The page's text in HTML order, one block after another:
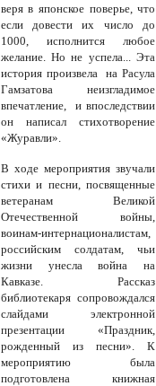
веря в японское поверье, что
если довести их число до
1000, исполнится любое
желание. Но не успела... Эта
история произвела на Расула
Гамзатова неизгладимое
впечатление, и впоследствии
он написал стихотворение
«Журавли».
В ходе мероприятия звучали
стихи и песни, посвященные
ветеранам Великой
Отечественной войны,
воинам-интернационалистам,
российским солдатам, чьи
жизни унесла война на
Кавказе. Рассказ
библиотекаря сопровождался
слайдами электронной
презентации «Праздник,
рожденный из песни». К
мероприятию была
подготовлена книжная